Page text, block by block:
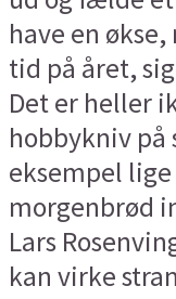
have en
tid på året,
Det er heller
hobbykniv
eksempel
morgenbrød
Lars
kan virke